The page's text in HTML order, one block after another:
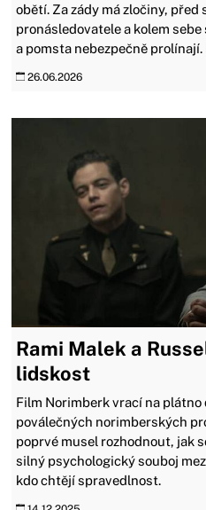
obětí. Za zády má zločiny, před
pronásledovatele a kolem
a pomsta nebezpečně
26.06.2026
Rami Malek a
lidskost
Film Norimberk vrací na
poválečných norimberských
poprvé musel rozhodnout, jak
silný psychologický souboj
kdo chtějí spravedlnost.